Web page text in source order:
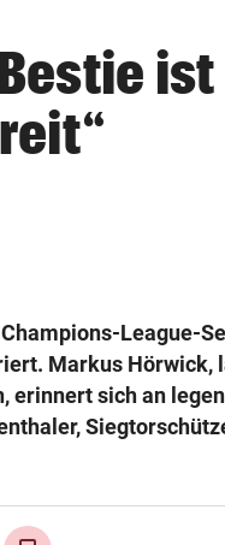
League-
Markus Hörwick,
erinnert sich an